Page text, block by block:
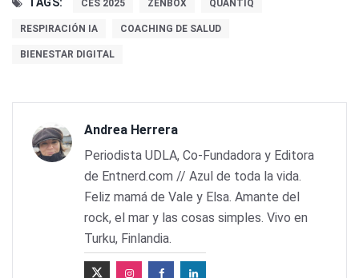
CES 2025 ZENBOX QUANTIQ
RESPIRACIÓN IA COACHING DE SALUD
BIENESTAR DIGITAL
Andrea Herrera
Periodista UDLA, Co-Fundadora y Editora
de Entnerd.com // Azul de toda la vida.
Feliz mamá de Vale y Elsa. Amante del
rock, el mar y las cosas simples. Vivo en
Turku, Finlandia.